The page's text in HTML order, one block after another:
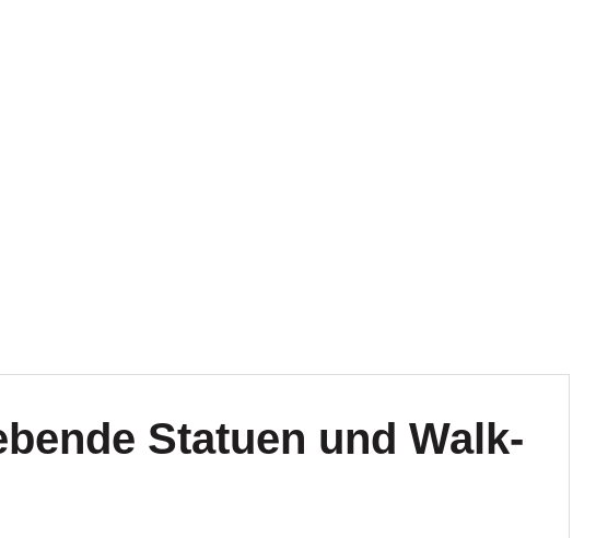
Statuen und Walk-